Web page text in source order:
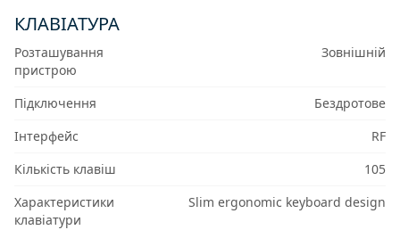
КЛАВІАТУРА
Розташування
пристрою
Зовнішній
Підключення
Бездротове
Інтерфейс
RF
Кількість клавіш
105
Характеристики
клавіатури
Slim ergonomic keyboard design